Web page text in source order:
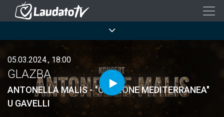
Skoči
sadržaj
05.03.2024., 18:00
GLAZBA
ANTONELLA MALIS - "CANZONE MEDITERRANEA"
U GAVELLI